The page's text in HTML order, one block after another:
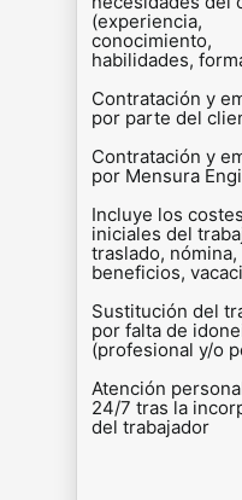
(experiencia,
conocimiento,
habilidades,
Contratación y
por parte del
Contratación y
por Mensura
Incluye los costes
iniciales del
traslado, nómina,
beneficios,
Sustitución del
por falta de
(profesional y/o
Atención
24/7 tras la
del trabajador